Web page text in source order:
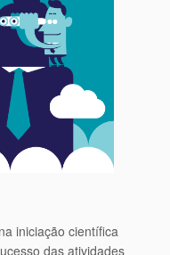
iniciação científica
das atividades